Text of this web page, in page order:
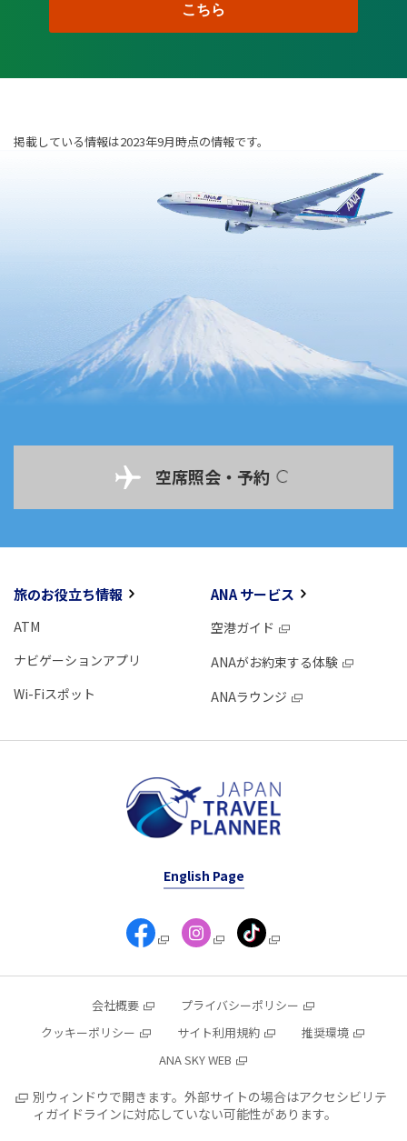
こちら
掲載している情報は2023年9月時点の情報です。
空席照会・予約
旅のお役立ち情報
ATM
ナビゲーションアプリ
Wi-Fiスポット
ANA サービス
空港ガイド
ANAがお約束する体験
ANAラウンジ
English Page
会社概要
プライバシーポリシー
クッキーポリシー
サイト利用規約
推奨環境
ANA SKY WEB
別ウィンドウで開きます。外部サイトの場合はアクセシビリテ
ィガイドラインに対応していない可能性があります。